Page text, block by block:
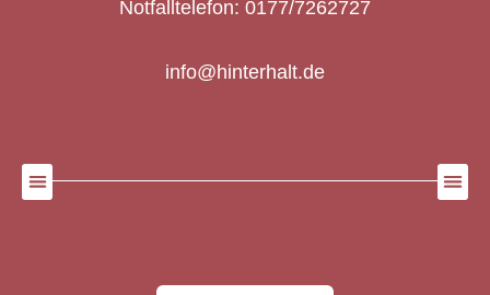
Notfalltelefon: 0177/7262727
info@hinterhalt.de